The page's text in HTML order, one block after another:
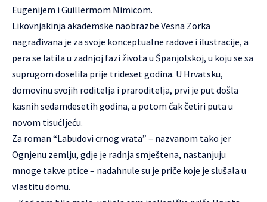
Eugenijem i Guillermom Mimicom.
Likovnjakinja akademske naobrazbe Vesna Zorka
nagrađivana je za svoje konceptualne radove i ilustracije, a
pera se latila u zadnjoj fazi života u Španjolskoj, u koju se sa
suprugom doselila prije trideset godina. U Hrvatsku,
domovinu svojih roditelja i praroditelja, prvi je put došla
kasnih sedamdesetih godina, a potom čak četiri puta u
novom tisućljeću.
Za roman “Labudovi crnog vrata” – nazvanom tako jer
Ognjenu zemlju, gdje je radnja smještena, nastanjuju
mnoge takve ptice – nadahnule su je priče koje je slušala u
vlastitu domu.